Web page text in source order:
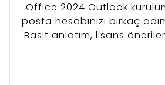
Office 2024 Outlook
posta hesabınızı birkaç
Basit anlatım, lisans